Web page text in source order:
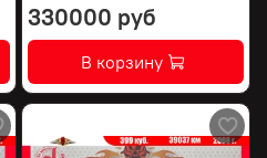
330000 руб
В корзину